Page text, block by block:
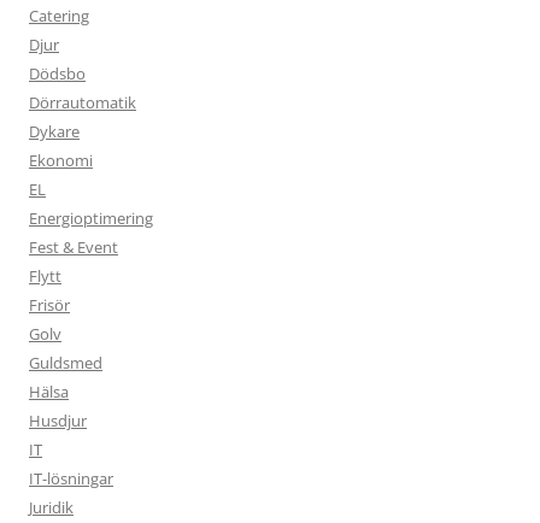
Catering
Djur
Dödsbo
Dörrautomatik
Dykare
Ekonomi
EL
Energioptimering
Fest & Event
Flytt
Frisör
Golv
Guldsmed
Hälsa
Husdjur
IT
IT-lösningar
Juridik